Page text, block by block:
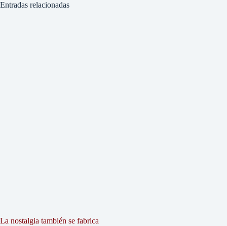
Entradas relacionadas
La nostalgia también se fabrica